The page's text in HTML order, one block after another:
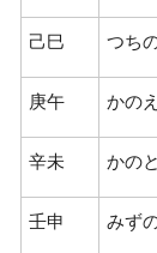
己巳 つち
庚午 かの
辛未 かの
壬申 みず